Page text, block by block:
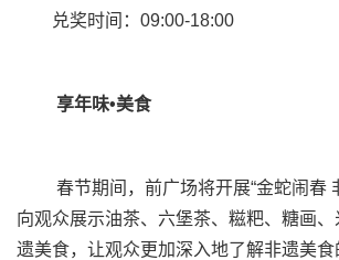
兑奖时间：09:00-18:00
享年味•美食
春节期间，前广场将开展“金蛇闹春
向观众展示油茶、六堡茶、糍粑、糖画
遗美食，让观众更加深入地了解非遗美